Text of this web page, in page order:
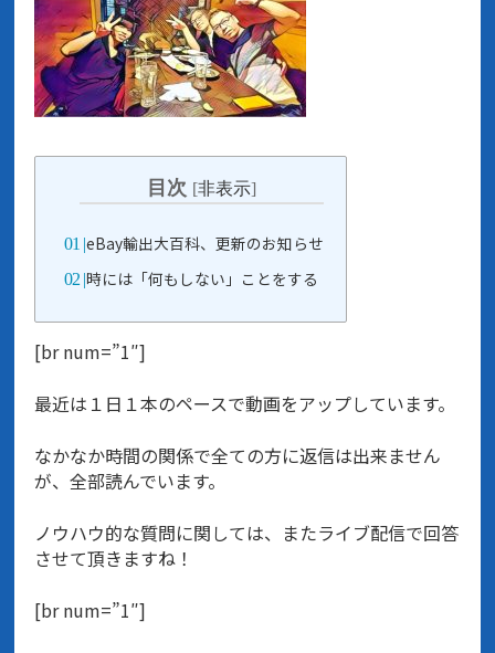
目次 [非表示]
eBay輸出大百科、更新のお知らせ
時には「何もしない」ことをする
[br num=”1″]
最近は１日１本のペースで動画をアップしています。
なかなか時間の関係で全ての方に返信は出来ません
が、全部読んでいます。
ノウハウ的な質問に関しては、またライブ配信で回答
させて頂きますね！
[br num=”1″]